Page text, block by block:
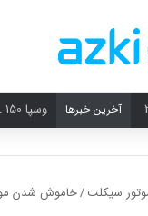
آخرین خبرها وسپا VXL 150؛ بررسی کامل جذاب‌ترین اسکوتر شهری
سیکلت/خاموش شدن